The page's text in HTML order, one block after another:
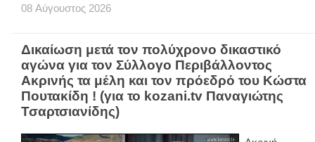
08 Αύγουστος 2026
Δικαίωση μετά τον πολύχρονο δικαστικό
αγώνα για τον Σύλλογο Περιβάλλοντος
Ακρινής τα μέλη και τον πρόεδρό του Κώστα
Πουτακίδη ! (για το kozani.tv Παναγιώτης
Τσαρτσιανίδης)